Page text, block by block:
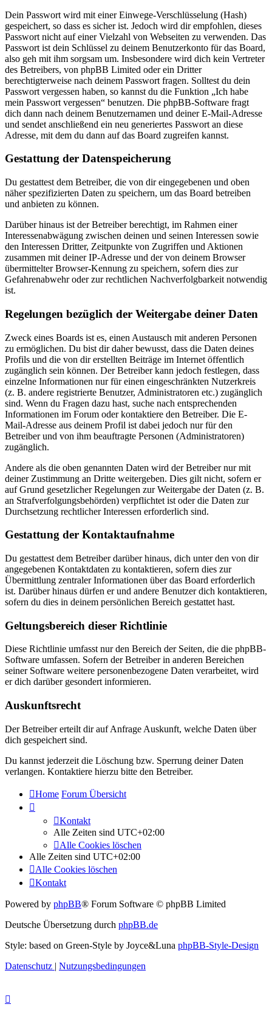
Dein Passwort wird mit einer Einwege-Verschlüsselung (Hash)
gespeichert, so dass es sicher ist. Jedoch wird dir empfohlen, dieses
Passwort nicht auf einer Vielzahl von Webseiten zu verwenden. Das
Passwort ist dein Schlüssel zu deinem Benutzerkonto für das Board,
also geh mit ihm sorgsam um. Insbesondere wird dich kein Vertreter
des Betreibers, von phpBB Limited oder ein Dritter
berechtigterweise nach deinem Passwort fragen. Solltest du dein
Passwort vergessen haben, so kannst du die Funktion „Ich habe
mein Passwort vergessen“ benutzen. Die phpBB-Software fragt
dich dann nach deinem Benutzernamen und deiner E-Mail-Adresse
und sendet anschließend ein neu generiertes Passwort an diese
Adresse, mit dem du dann auf das Board zugreifen kannst.
Gestattung der Datenspeicherung
Du gestattest dem Betreiber, die von dir eingegebenen und oben
näher spezifizierten Daten zu speichern, um das Board betreiben
und anbieten zu können.
Darüber hinaus ist der Betreiber berechtigt, im Rahmen einer
Interessenabwägung zwischen deinen und seinen Interessen sowie
den Interessen Dritter, Zeitpunkte von Zugriffen und Aktionen
zusammen mit deiner IP-Adresse und der von deinem Browser
übermittelter Browser-Kennung zu speichern, sofern dies zur
Gefahrenabwehr oder zur rechtlichen Nachverfolgbarkeit notwendig
ist.
Regelungen bezüglich der Weitergabe deiner Daten
Zweck eines Boards ist es, einen Austausch mit anderen Personen
zu ermöglichen. Du bist dir daher bewusst, dass die Daten deines
Profils und die von dir erstellten Beiträge im Internet öffentlich
zugänglich sein können. Der Betreiber kann jedoch festlegen, dass
einzelne Informationen nur für einen eingeschränkten Nutzerkreis
(z. B. andere registrierte Benutzer, Administratoren etc.) zugänglich
sind. Wenn du Fragen dazu hast, suche nach entsprechenden
Informationen im Forum oder kontaktiere den Betreiber. Die E-
Mail-Adresse aus deinem Profil ist dabei jedoch nur für den
Betreiber und von ihm beauftragte Personen (Administratoren)
zugänglich.
Andere als die oben genannten Daten wird der Betreiber nur mit
deiner Zustimmung an Dritte weitergeben. Dies gilt nicht, sofern er
auf Grund gesetzlicher Regelungen zur Weitergabe der Daten (z. B.
an Strafverfolgungsbehörden) verpflichtet ist oder die Daten zur
Durchsetzung rechtlicher Interessen erforderlich sind.
Gestattung der Kontaktaufnahme
Du gestattest dem Betreiber darüber hinaus, dich unter den von dir
angegebenen Kontaktdaten zu kontaktieren, sofern dies zur
Übermittlung zentraler Informationen über das Board erforderlich
ist. Darüber hinaus dürfen er und andere Benutzer dich kontaktieren,
sofern du dies in deinem persönlichen Bereich gestattet hast.
Geltungsbereich dieser Richtlinie
Diese Richtlinie umfasst nur den Bereich der Seiten, die die phpBB-
Software umfassen. Sofern der Betreiber in anderen Bereichen
seiner Software weitere personenbezogene Daten verarbeitet, wird
er dich darüber gesondert informieren.
Auskunftsrecht
Der Betreiber erteilt dir auf Anfrage Auskunft, welche Daten über
dich gespeichert sind.
Du kannst jederzeit die Löschung bzw. Sperrung deiner Daten
verlangen. Kontaktiere hierzu bitte den Betreiber.
Home Forum Übersicht
Kontakt
Alle Zeiten sind UTC+02:00
Alle Cookies löschen
Alle Zeiten sind UTC+02:00
Alle Cookies löschen
Kontakt
Powered by phpBB® Forum Software © phpBB Limited
Deutsche Übersetzung durch phpBB.de
Style: based on Green-Style by Joyce&Luna phpBB-Style-Design
Datenschutz | Nutzungsbedingungen